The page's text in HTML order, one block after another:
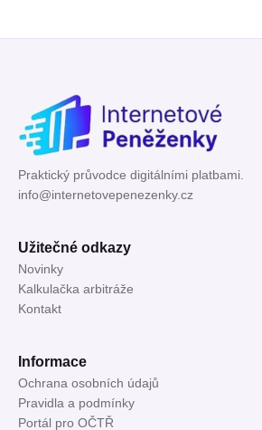
Praktický průvodce digitálními platbami.
info@internetovepenezenky.cz
Užitečné odkazy
Novinky
Kalkulačka arbitráže
Kontakt
Informace
Ochrana osobních údajů
Pravidla a podmínky
Portál pro OČTŘ